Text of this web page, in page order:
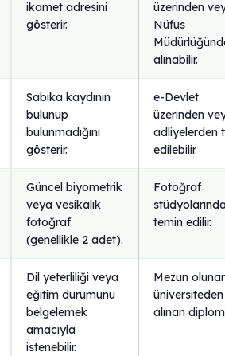
ikamet adresini
gösterir.
üzerinden
Nüfus
alınabilir.
Sabıka kaydının
bulunup
bulunmadığını
gösterir.
e-Devlet
üzerinden
adliyelerden
edilebilir.
Güncel biyometrik
veya vesikalık
fotoğraf
(genellikle 2 adet).
Fotoğraf
temin edilir.
Dil yeterliliği veya
eğitim durumunu
belgelemek
amacıyla
istenebilir.
Mezun
üniversiteden
alınan